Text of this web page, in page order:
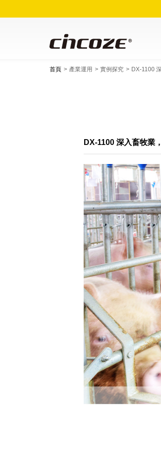
首頁 產業運用 實例探究 DX-1100
DX-1100 深入畜牧業